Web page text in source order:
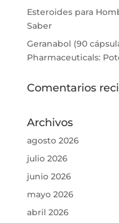
Esteroides para
Saber
Geranabol (90
Pharmaceuticals:
Comentarios
Archivos
agosto 2026
julio 2026
junio 2026
mayo 2026
abril 2026